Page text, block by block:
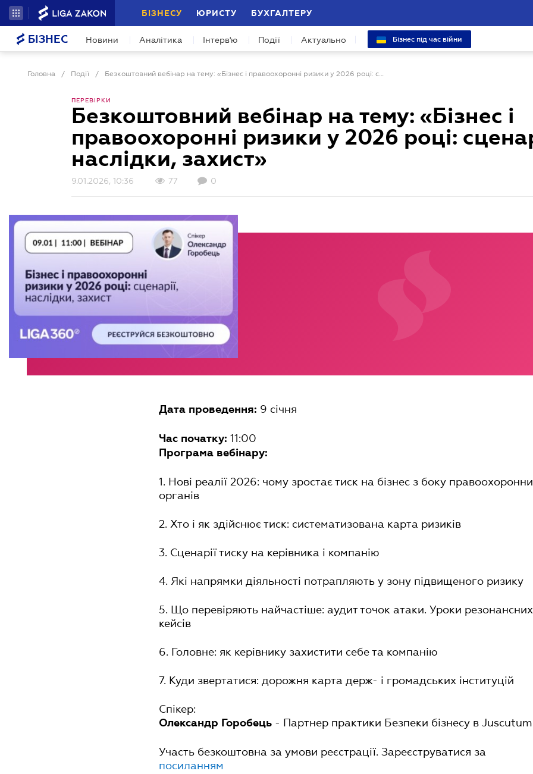
БІЗНЕСУ ЮРИСТУ БУХГАЛТЕРУ
БІЗНЕС Новини Аналітика Інтерв'ю Події Актуально Бізнес під час війни
Головна / Події / Безкоштовний вебінар на тему: «Бізнес і правоохоронні ризики у 2026 році: сценарії, наслідки, захист»
ПЕРЕВІРКИ
Безкоштовний вебінар на тему: «Бізнес і
правоохоронні ризики у 2026 році:
наслідки, захист»
9.01.2026, 10:36 77 0
Дата проведення: 9 січня
Час початку: 11:00
Програма вебінару:
1. Нові реалії 2026: чому зростає тиск на бізнес з боку
органів
2. Хто і як здійснює тиск: систематизована карта ризиків
3. Сценарії тиску на керівника і компанію
4. Які напрямки діяльності потрапляють у зону підвищеного ризику
5. Що перевіряють найчастіше: аудит точок атаки. Уроки резонансних
кейсів
6. Головне: як керівнику захистити себе та компанію
7. Куди звертатися: дорожня карта держ- і громадських інституцій
Спікер:
Олександр Горобець - Партнер практики Безпеки бізнесу в
Участь безкоштовна за умови реєстрації. Зареєструватися за
посиланням